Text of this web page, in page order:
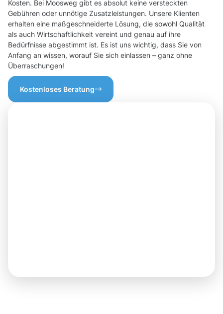
Kosten. Bei Moosweg gibt es absolut keine versteckten
Gebühren oder unnötige Zusatzleistungen. Unsere Klienten
erhalten eine maßgeschneiderte Lösung, die sowohl Qualität
als auch Wirtschaftlichkeit vereint und genau auf ihre
Bedürfnisse abgestimmt ist. Es ist uns wichtig, dass Sie von
Anfang an wissen, worauf Sie sich einlassen – ganz ohne
Überraschungen!
Kostenloses Beratung